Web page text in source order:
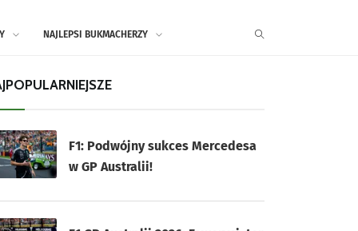
NAJLEPSI BUKMACHERZY
F1: Podwójny sukces Mercedesa
w GP Australii!